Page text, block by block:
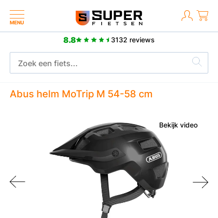
MENU
8.8 3132 reviews
2 jaar fabrieksgarantie
Abus helm MoTrip M 54-58 cm
Bekijk video